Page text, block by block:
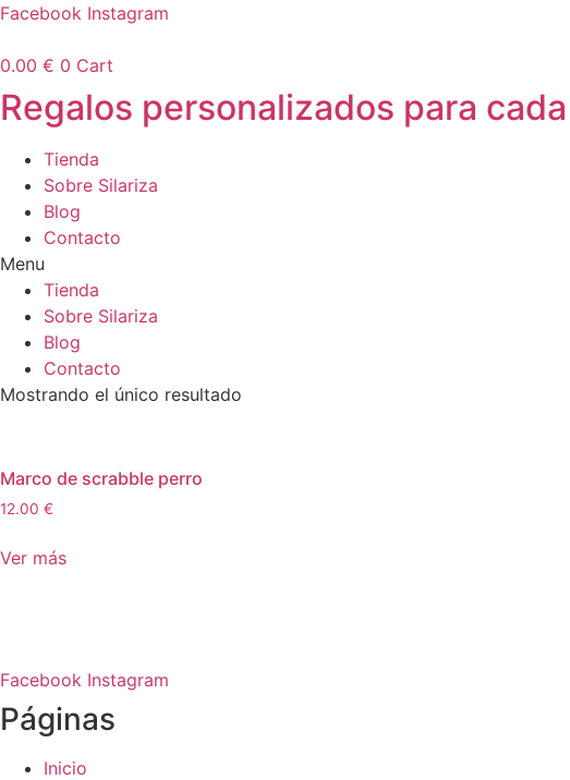
Ir
contenido
Facebook Instagram
0.00 € 0 Cart
Regalos personalizados para
Tienda
Sobre Silariza
Blog
Contacto
Menu
Tienda
Sobre Silariza
Blog
Contacto
Mostrando el único resultado
Marco de scrabble perro
12.00 €
Ver más
Facebook Instagram
Páginas
Inicio